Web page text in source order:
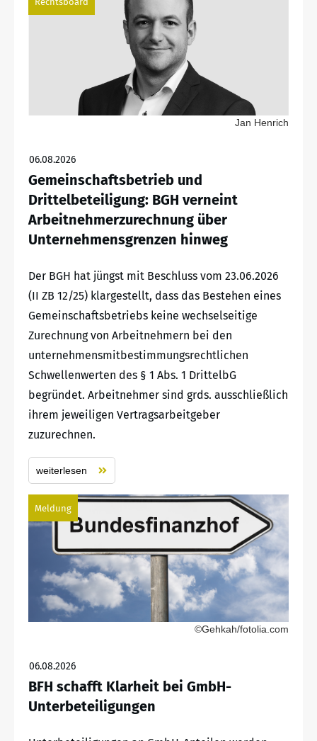
Jan Henrich
06.08.2026
Gemeinschaftsbetrieb und
Drittelbeteiligung: BGH verneint
Arbeitnehmerzurechnung über
Unternehmensgrenzen hinweg
Der BGH hat jüngst mit Beschluss vom 23.06.2026
(II ZB 12/25) klargestellt, dass das Bestehen eines
Gemeinschaftsbetriebs keine wechselseitige
Zurechnung von Arbeitnehmern bei den
unternehmensmitbestimmungsrechtlichen
Schwellenwerten des § 1 Abs. 1 DrittelbG
begründet. Arbeitnehmer sind grds. ausschließlich
ihrem jeweiligen Vertragsarbeitgeber
zuzurechnen.
weiterlesen
Meldung
©Gehkah/fotolia.com
06.08.2026
BFH schafft Klarheit bei GmbH-
Unterbeteiligungen